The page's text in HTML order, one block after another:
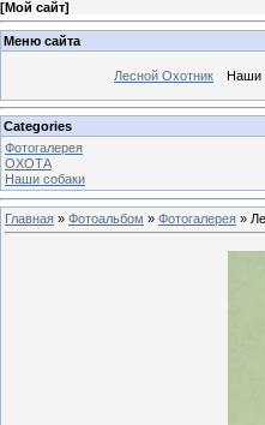
[Мой сайт]
Меню сайта
Лесной Охотник Наши
Categories
Фотогалерея
ОХОТА
Наши собаки
Главная » Фотоальбом » Фотогалерея »